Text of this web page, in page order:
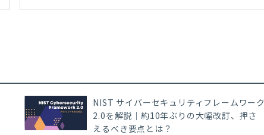
NIST サイバーセキュリティフレームワーク
2.0を解説｜約10年ぶりの大幅改訂、押さ
えるべき要点とは？